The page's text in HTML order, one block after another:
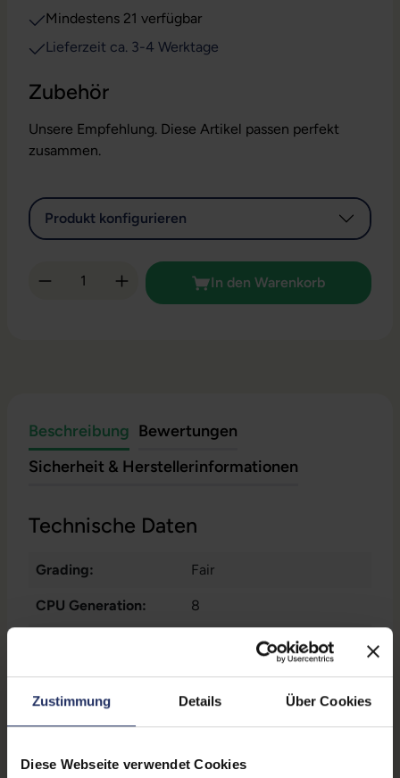
Zustimmung Details Über Cookies
Diese Webseite verwendet Cookies
Mindestens 21 verfügbar
Lieferzeit ca. 3-4 Werktage
Zubehör
Unsere Empfehlung. Diese Artikel passen perfekt
zusammen.
Produkt konfigurieren
Produkt Anzahl: Gib den gewünschten
In den Warenkorb
Beschreibung Bewertungen
Sicherheit & Herstellerinformationen
Technische Daten
Grading: Fair
CPU Generation: 8
Windows 11 Professional
Prozessorkerne: 4
Displayart: